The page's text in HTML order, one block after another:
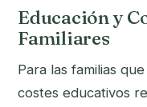
Educación y
Familiares
Para las familias
costes educativos